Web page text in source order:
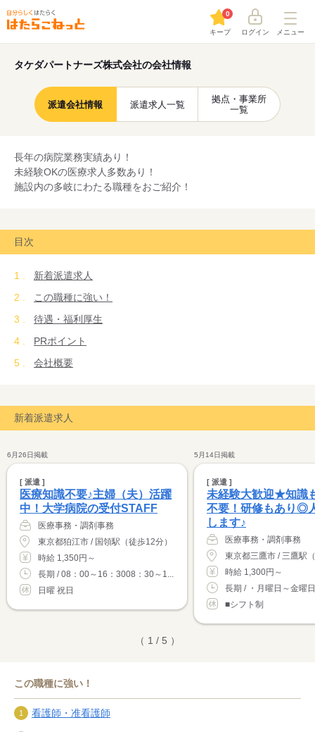
キープ
0
ログイン メニュー
タケダパートナーズ株式会社の会社情報
派遣会社情報 派遣求人一覧
拠点・事業所
一覧
長年の病院業務実績あり！
未経験OKの医療求人多数あり！
施設内の多岐にわたる職種をおご紹介！
目次
新着派遣求人
この職種に強い！
待遇・福利厚生
PRポイント
会社概要
新着派遣求人
6月26日掲載
[ 派遣 ]
医療知識不要♪主婦（夫）活躍
中！大学病院の受付STAFF
医療事務・調剤事務
東京都狛江市 / 国領駅（徒歩12分）
時給 1,350円～
長期 / 08：00～16：3008：30～1...
日曜 祝日
5月14日掲載
[ 派遣 ]
未経験大歓迎★知識
不要！研修もあり◎
します♪
医療事務・調剤事務
東京都三鷹市 / 三鷹駅
時給 1,300円～
長期 / ・月曜日～金曜
■シフト制
（ 1 / 5 ）
この職種に強い！
看護師・准看護師